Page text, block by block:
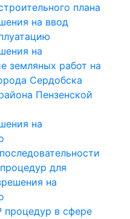
плана
на ввод
на
земляных работ на
Сердобска
Пензенской
на
для
на
в сфере